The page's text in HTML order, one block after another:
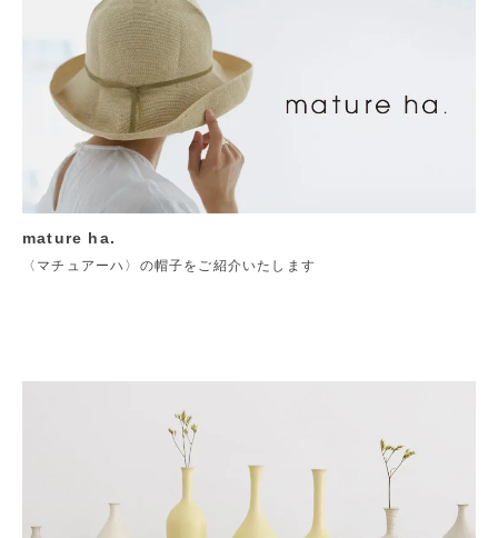
mature ha.
〈マチュアーハ〉の帽子をご紹介いたします